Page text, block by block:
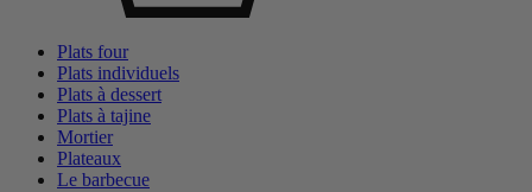
Plats four
Plats individuels
Plats à dessert
Plats à tajine
Mortier
Plateaux
Le barbecue